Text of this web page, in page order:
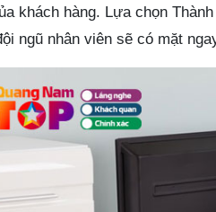
khách hàng. Lựa chọn
ngũ nhân viên sẽ có mặt